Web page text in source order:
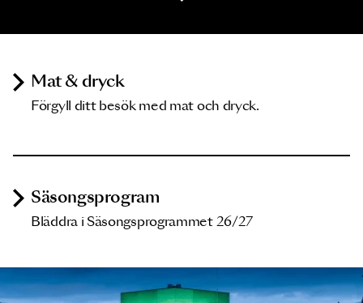
Mat & dryck
Förgyll ditt besök med mat och dryck.
Säsongsprogram
Bläddra i Säsongsprogrammet 26/27